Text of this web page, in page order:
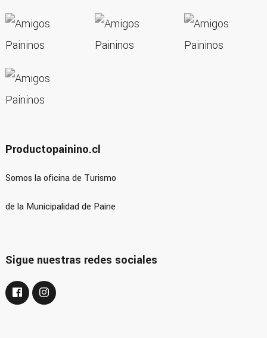
Productopainino.cl
Somos la oficina de Turismo
de la Municipalidad de Paine
Sigue nuestras redes sociales